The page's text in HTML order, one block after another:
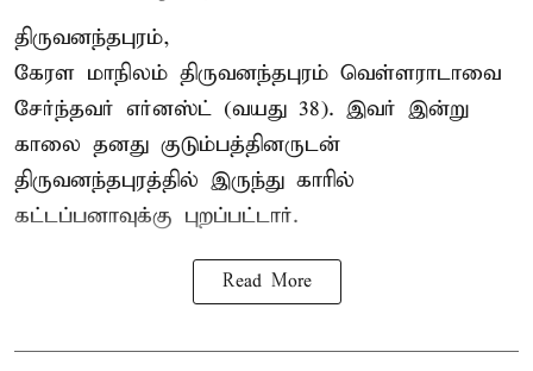
திருவனந்தபுரம்,
கேரள மாநிலம் திருவனந்தபுரம் வெள்ளராடாவை
சேர்ந்தவர் எர்னஸ்ட் (வயது 38). இவர் இன்று
காலை தனது குடும்பத்தினருடன்
திருவனந்தபுரத்தில் இருந்து காரில்
கட்டப்பனாவுக்கு புறப்பட்டார்.
Read More